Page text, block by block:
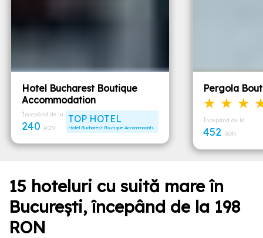
Hotel Bucharest Boutique
Accommodation
TOP HOTEL
Hotel Bucharest Boutique Accommodation
Începând de la
240 RON
Pergola
★ ★ ★
Începând de la
452 RON
15 hoteluri cu suită mare în
București, începând de la 198
RON